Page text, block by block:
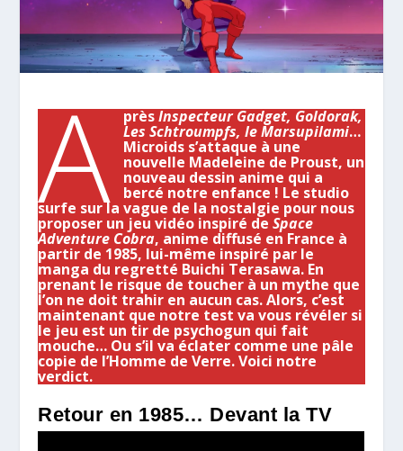
A prèsInspecteur Gadget, Goldorak,
Les Schtroumpfs, le Marsupilami…
Microids s’attaque à une
nouvelle Madeleine de Proust, un
nouveau dessin anime qui a
bercé notre enfance ! Le studio
surfe sur la vague de la nostalgie pour nous
proposer un jeu vidéo inspiré deSpace
Adventure Cobra, anime diffusé en France à
partir de 1985, lui-même inspiré par le
manga du regretté Buichi Terasawa. En
prenant le risque de toucher à un mythe que
l’on ne doit trahir en aucun cas. Alors, c’est
maintenant que notre test va vous révéler si
le jeu est un tir de psychogun qui fait
mouche… Ou s’il va éclater comme une pâle
copie de l’Homme de Verre. Voici notre
verdict.
Retour en 1985… Devant la TV